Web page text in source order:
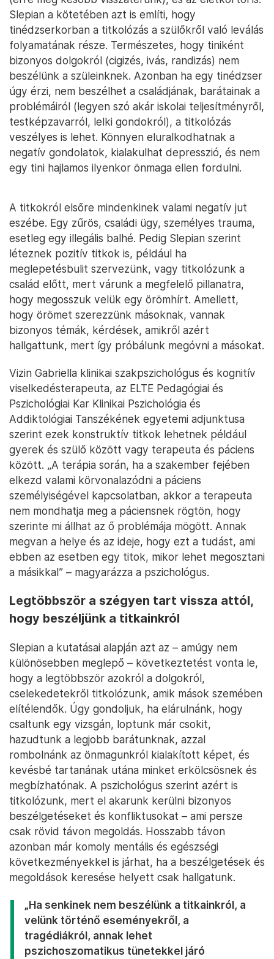
Slepian a kötetében azt is említi, hogy
tinédzserkorban a titkolózás a szülőkről való leválás
folyamatának része. Természetes, hogy tiniként
bizonyos dolgokról (cigizés, ivás, randizás) nem
beszélünk a szüleinknek. Azonban ha egy tinédzser
úgy érzi, nem beszélhet a családjának, barátainak a
problémáiról (legyen szó akár iskolai teljesítményről,
testképzavarról, lelki gondokról), a titkolózás
veszélyes is lehet. Könnyen eluralkodhatnak a
negatív gondolatok, kialakulhat depresszió, és nem
egy tini hajlamos ilyenkor önmaga ellen fordulni.
A titkokról elsőre mindenkinek valami negatív jut
eszébe. Egy zűrös, családi ügy, személyes trauma,
esetleg egy illegális balhé. Pedig Slepian szerint
léteznek pozitív titkok is, például ha
meglepetésbulit szervezünk, vagy titkolózunk a
család előtt, mert várunk a megfelelő pillanatra,
hogy megosszuk velük egy örömhírt. Amellett,
hogy örömet szerezzünk másoknak, vannak
bizonyos témák, kérdések, amikről azért
hallgattunk, mert így próbálunk megóvni a másokat.
Vizin Gabriella klinikai szakpszichológus és kognitív
viselkedésterapeuta, az ELTE Pedagógiai és
Pszichológiai Kar Klinikai Pszichológia és
Addiktológiai Tanszékének egyetemi adjunktusa
szerint ezek konstruktív titkok lehetnek például
gyerek és szülő között vagy terapeuta és páciens
között. „A terápia során, ha a szakember fejében
elkezd valami körvonalazódni a páciens
személyiségével kapcsolatban, akkor a terapeuta
nem mondhatja meg a páciensnek rögtön, hogy
szerinte mi állhat az ő problémája mögött. Annak
megvan a helye és az ideje, hogy ezt a tudást, ami
ebben az esetben egy titok, mikor lehet megosztani
a másikkal” – magyarázza a pszichológus.
Legtöbbször a szégyen tart vissza attól,
hogy beszéljünk a titkainkról
Slepian a kutatásai alapján azt az – amúgy nem
különösebben meglepő – következtetést vonta le,
hogy a legtöbbször azokról a dolgokról,
cselekedetekről titkolózunk, amik mások szemében
elítélendők. Úgy gondoljuk, ha elárulnánk, hogy
csaltunk egy vizsgán, loptunk már csokit,
hazudtunk a legjobb barátunknak, azzal
rombolnánk az önmagunkról kialakított képet, és
kevésbé tartanának utána minket erkölcsösnek és
megbízhatónak. A pszichológus szerint azért is
titkolózunk, mert el akarunk kerülni bizonyos
beszélgetéseket és konfliktusokat – ami persze
csak rövid távon megoldás. Hosszabb távon
azonban már komoly mentális és egészségi
következményekkel is járhat, ha a beszélgetések és
megoldások keresése helyett csak hallgatunk.
„Ha senkinek nem beszélünk a titkainkról, a
velünk történő eseményekről, a
tragédiákról, annak lehet
pszichoszomatikus tünetekkel járó